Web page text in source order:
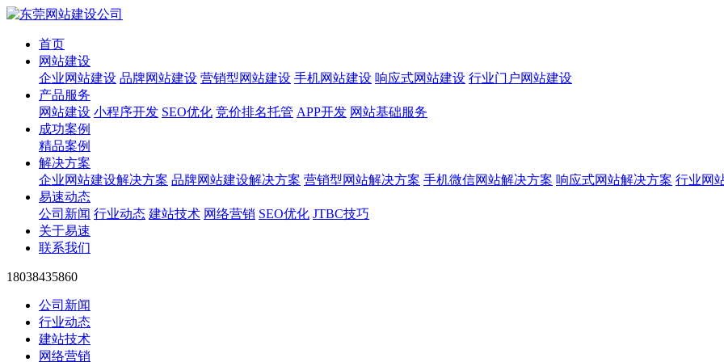
首页
网站建设
企业网站建设 品牌网站建设 营销型网站建设 手机网站建设 响应式网站建设 行业门户网站建设
产品服务
网站建设 小程序开发 SEO优化 竞价排名托管 APP开发 网站基础服务
成功案例
精品案例
解决方案
企业网站建设解决方案 品牌网站建设解决方案 营销型网站解决方案 手机微信网站解决方案 响应式网站解决方案 行业网
易速动态
公司新闻 行业动态 建站技术 网络营销 SEO优化 JTBC技巧
关于易速
联系我们
18038435860
公司新闻
行业动态
建站技术
网络营销